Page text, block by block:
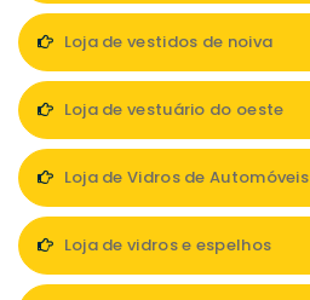
Loja de vestidos de noiva
Loja de vestuário do oeste
Loja de Vidros de Automóveis
Loja de vidros e espelhos